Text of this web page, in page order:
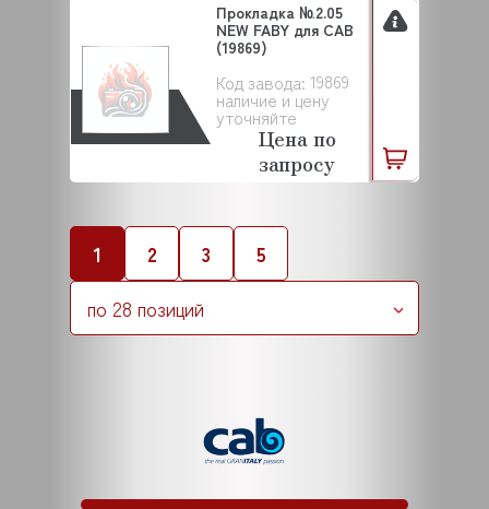
Код завода: 19869
наличие и цену
уточняйте
Прокладка №2.05
NEW FABY для CAB
(19869)
Цена по
запросу
1 2 3
5
по 28 позиций